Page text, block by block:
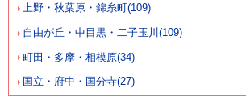
上野・秋葉原・錦糸町(109)
自由が丘・中目黒・二子玉川(109)
町田・多摩・相模原(34)
国立・府中・国分寺(27)